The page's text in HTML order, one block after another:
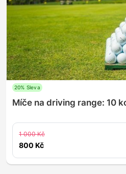
20% Sleva
Míče na driving range: 10
1 000 Kč
800 Kč